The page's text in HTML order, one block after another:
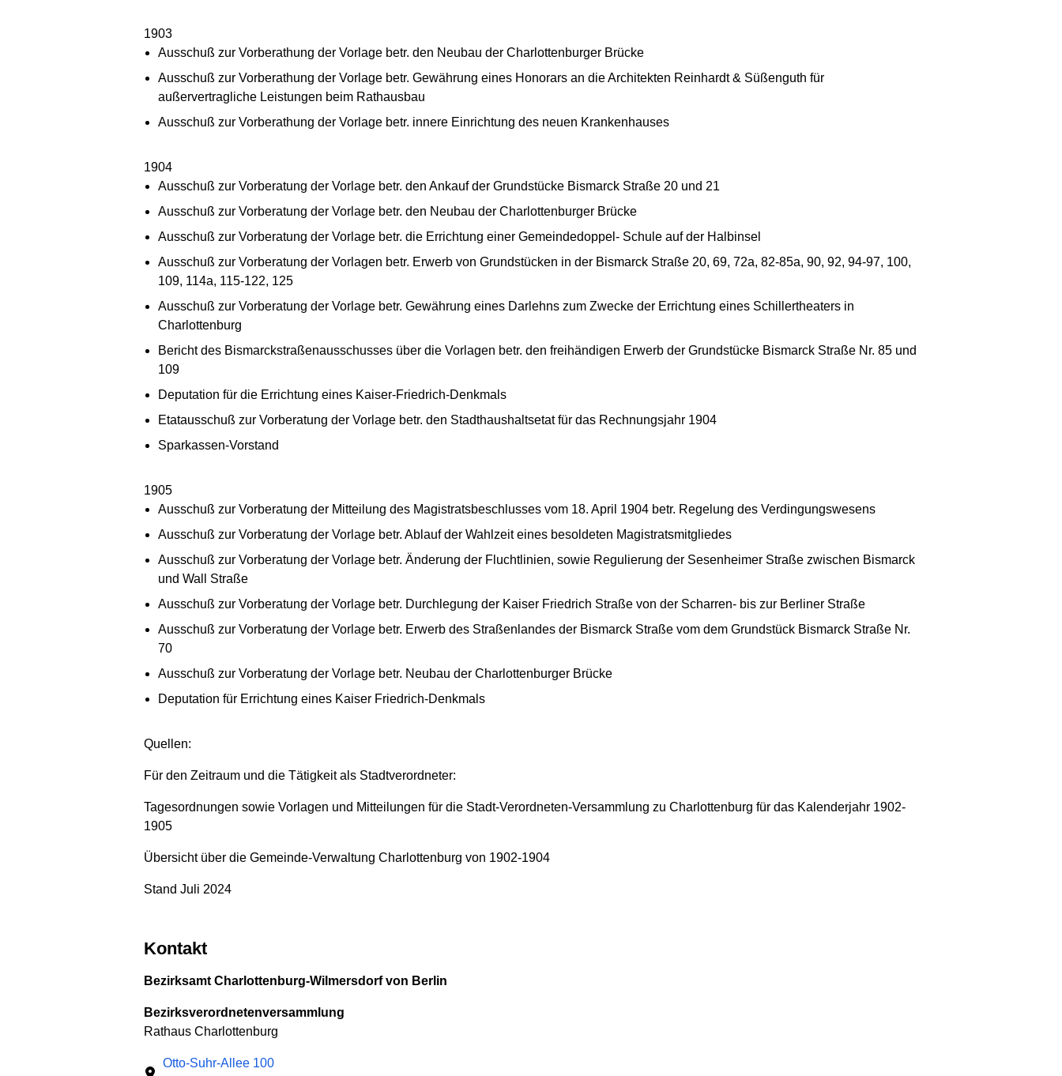
1903
Ausschuß zur Vorberathung der Vorlage betr. den Neubau der Charlottenburger Brücke
Ausschuß zur Vorberathung der Vorlage betr. Gewährung eines Honorars an die Architekten Reinhardt & Süßenguth für
außervertragliche Leistungen beim Rathausbau
Ausschuß zur Vorberathung der Vorlage betr. innere Einrichtung des neuen Krankenhauses
1904
Ausschuß zur Vorberatung der Vorlage betr. den Ankauf der Grundstücke Bismarck Straße 20 und 21
Ausschuß zur Vorberatung der Vorlage betr. den Neubau der Charlottenburger Brücke
Ausschuß zur Vorberatung der Vorlage betr. die Errichtung einer Gemeindedoppel- Schule auf der Halbinsel
Ausschuß zur Vorberatung der Vorlagen betr. Erwerb von Grundstücken in der Bismarck Straße 20, 69, 72a, 82-85a, 90, 92, 94-97, 100,
109, 114a, 115-122, 125
Ausschuß zur Vorberatung der Vorlage betr. Gewährung eines Darlehns zum Zwecke der Errichtung eines Schillertheaters in
Charlottenburg
Bericht des Bismarckstraßenausschusses über die Vorlagen betr. den freihändigen Erwerb der Grundstücke Bismarck Straße Nr. 85 und
109
Deputation für die Errichtung eines Kaiser-Friedrich-Denkmals
Etatausschuß zur Vorberatung der Vorlage betr. den Stadthaushaltsetat für das Rechnungsjahr 1904
Sparkassen-Vorstand
1905
Ausschuß zur Vorberatung der Mitteilung des Magistratsbeschlusses vom 18. April 1904 betr. Regelung des Verdingungswesens
Ausschuß zur Vorberatung der Vorlage betr. Ablauf der Wahlzeit eines besoldeten Magistratsmitgliedes
Ausschuß zur Vorberatung der Vorlage betr. Änderung der Fluchtlinien, sowie Regulierung der Sesenheimer Straße zwischen Bismarck
und Wall Straße
Ausschuß zur Vorberatung der Vorlage betr. Durchlegung der Kaiser Friedrich Straße von der Scharren- bis zur Berliner Straße
Ausschuß zur Vorberatung der Vorlage betr. Erwerb des Straßenlandes der Bismarck Straße vom dem Grundstück Bismarck Straße Nr.
70
Ausschuß zur Vorberatung der Vorlage betr. Neubau der Charlottenburger Brücke
Deputation für Errichtung eines Kaiser Friedrich-Denkmals
Quellen:
Für den Zeitraum und die Tätigkeit als Stadtverordneter:
Tagesordnungen sowie Vorlagen und Mitteilungen für die Stadt-Verordneten-Versammlung zu Charlottenburg für das Kalenderjahr 1902-
1905
Übersicht über die Gemeinde-Verwaltung Charlottenburg von 1902-1904
Stand Juli 2024
Kontakt
Bezirksamt Charlottenburg-Wilmersdorf von Berlin
Bezirksverordnetenversammlung
Rathaus Charlottenburg
Otto-Suhr-Allee 100